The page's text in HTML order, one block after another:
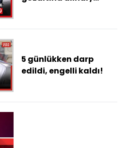
5 günlükken darp
edildi, engelli kaldı!